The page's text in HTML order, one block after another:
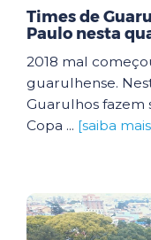
Times de
Paulo nesta
2018 mal
guarulhense.
Guarulhos fazem
Copa ... [saiba